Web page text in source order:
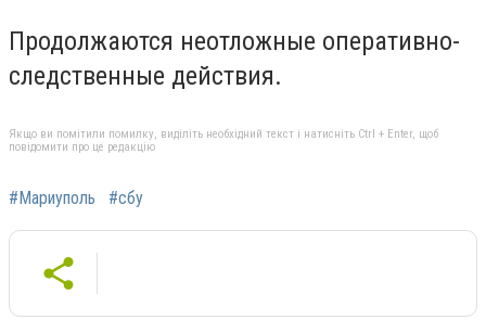
Продолжаются неотложные оперативно-
следственные действия.
Якщо ви помітили помилку, виділіть необхідний текст і натисніть Ctrl + Enter, щоб
повідомити про це редакцію
#Мариуполь #сбу